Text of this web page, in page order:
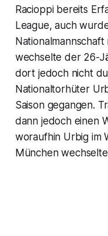
Racioppi bereits
League, auch
wechselte der 26-
dort jedoch nicht
Nationaltorhüter
Saison gegangen.
dann jedoch einen
woraufhin Urbig im
München